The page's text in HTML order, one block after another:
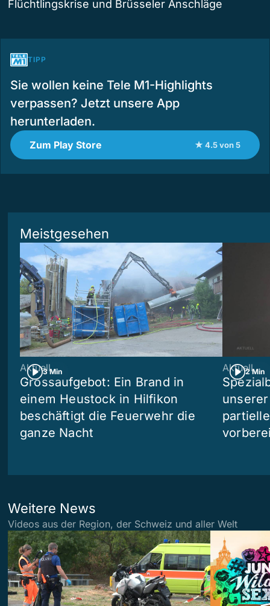
Flüchtlingskrise und Brüsseler Anschläge
TIPP
Sie wollen keine Tele M1-Highlights
verpassen? Jetzt unsere App
herunterladen.
Zum Play Store ★ 4.5 von 5
Meistgesehen
3 Min
Aktuell
Grossaufgebot: Ein Brand in
einem Heustock in Hilfikon
beschäftigt die Feuerwehr die
ganze Nacht
2 Min
Aktuell
Weitere News
Videos aus der Region, der Schweiz und aller Welt